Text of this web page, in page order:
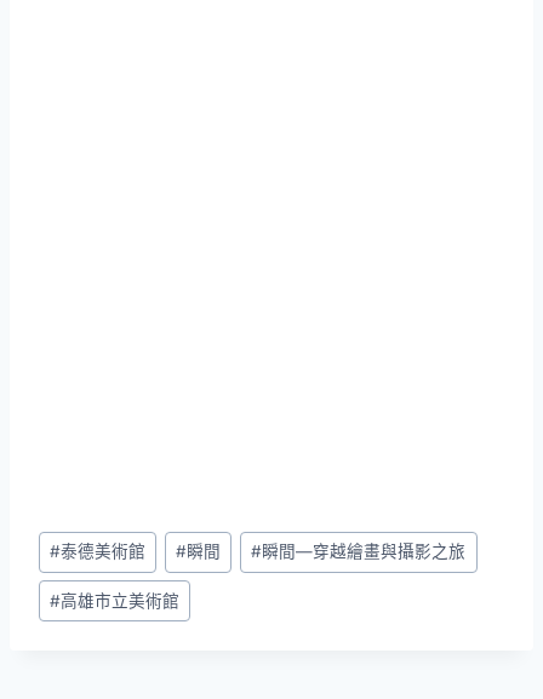
Post
Tags:
#泰德美術館 #瞬間 #瞬間—穿越繪畫與攝影之旅
#高雄市立美術館